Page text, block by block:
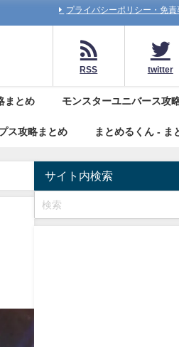
プライバシーポリシー・免責
RSS twitter
まとめ モンスターユニバース攻
ス攻略まとめ まとめるくん - ま
サイト内検索